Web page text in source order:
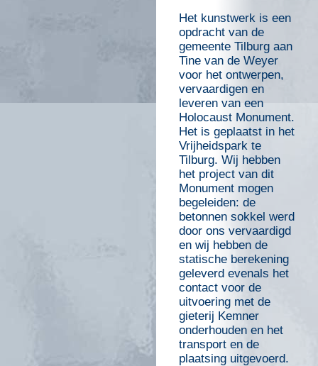
Het kunstwerk is een
opdracht van de
gemeente Tilburg aan
Tine van de Weyer
voor het ontwerpen,
vervaardigen en
leveren van een
Holocaust Monument.
Het is geplaatst in het
Vrijheidspark te
Tilburg. Wij hebben
het project van dit
Monument mogen
begeleiden: de
betonnen sokkel werd
door ons vervaardigd
en wij hebben de
statische berekening
geleverd evenals het
contact voor de
uitvoering met de
gieterij Kemner
onderhouden en het
transport en de
plaatsing uitgevoerd.